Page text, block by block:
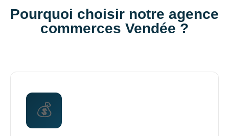
Pourquoi choisir notre agence
commerces Vendée ?
💰